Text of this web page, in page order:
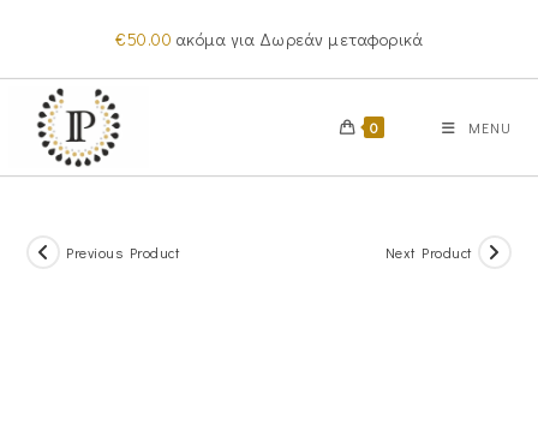
content
€50.00 ακόμα για Δωρεάν μεταφορικά
0 MENU
Previous Product Next Product